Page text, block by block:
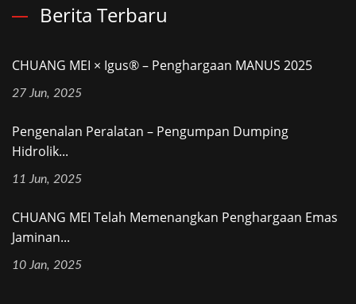
Berita Terbaru
CHUANG MEI × Igus® – Penghargaan MANUS 2025
27 Jun, 2025
Pengenalan Peralatan – Pengumpan Dumping
Hidrolik...
11 Jun, 2025
CHUANG MEI Telah Memenangkan Penghargaan Emas
Jaminan...
10 Jan, 2025